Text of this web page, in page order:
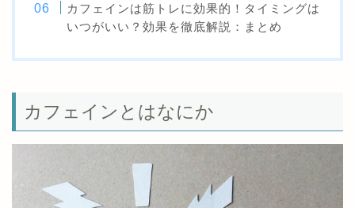
カフェインは筋トレに効果的！タイミングは
いつがいい？効果を徹底解説：まとめ
カフェインとはなにか